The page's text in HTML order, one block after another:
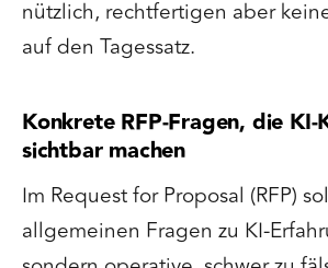
nützlich, rechtfertigen aber
auf den Tagessatz.
Konkrete RFP-Fragen, die
sichtbar machen
Im Request for Proposal (RFP)
allgemeinen Fragen zu KI-